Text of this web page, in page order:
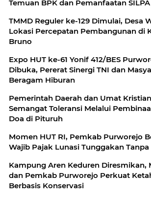
Temuan BPK dan Pemanfaatan SILPA
TMMD Reguler ke-129 Dimulai, Desa
Lokasi Percepatan Pembangunan di
Bruno
Expo HUT ke-61 Yonif 412/BES
Dibuka, Pererat Sinergi TNI dan
Beragam Hiburan
Pemerintah Daerah dan Umat
Semangat Toleransi Melalui
Doa di Pituruh
Momen HUT RI, Pemkab Purworejo
Wajib Pajak Lunasi Tunggakan Tanpa
Kampung Aren Keduren Diresmikan,
dan Pemkab Purworejo Perkuat
Berbasis Konservasi